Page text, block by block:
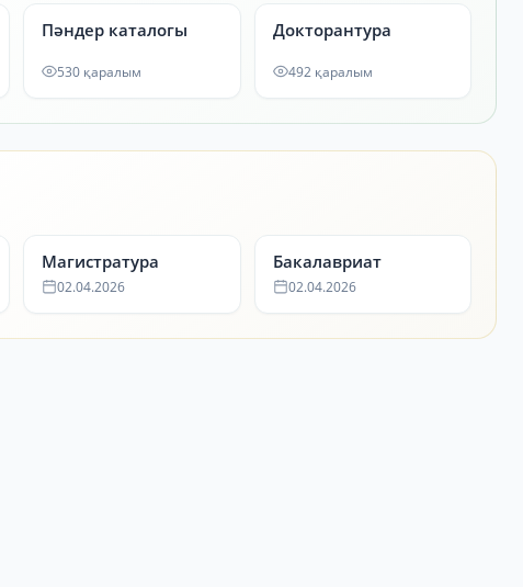
Пәндер каталогы
530 қаралым
Докторантура
492 қаралым
Магистратура
02.04.2026
Бакалавриат
02.04.2026